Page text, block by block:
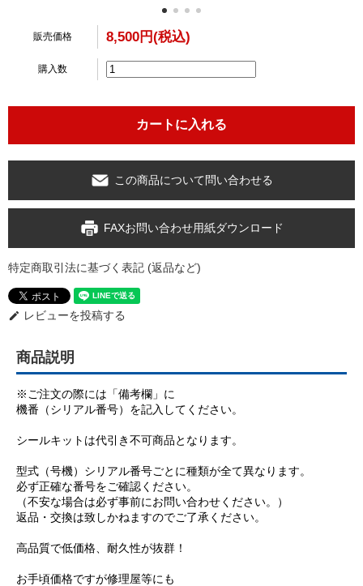
販売価格 8,500円(税込)
購入数
この商品について問い合わせる
FAXお問い合わせ用紙ダウンロード
特定商取引法に基づく表記 (返品など)
edit レビューを投稿する
商品説明
※ご注文の際には「備考欄」に
機番（シリアル番号）を記入してください。
シールキットは代引き不可商品となります。
型式（号機）シリアル番号ごとに種類が全て異なります。
必ず正確な番号をご確認ください。
（不安な場合は必ず事前にお問い合わせください。）
返品・交換は致しかねますのでご了承ください。
高品質で低価格、耐久性が抜群！
お手頃価格ですが修理屋等にも